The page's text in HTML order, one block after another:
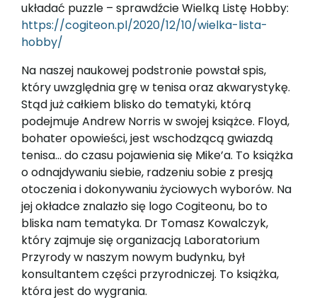
układać puzzle – sprawdźcie Wielką Listę Hobby:
https://cogiteon.pl/2020/12/10/wielka-lista-
hobby/
Na naszej naukowej podstronie powstał spis,
który uwzględnia grę w tenisa oraz akwarystykę.
Stąd już całkiem blisko do tematyki, którą
podejmuje Andrew Norris w swojej książce. Floyd,
bohater opowieści, jest wschodzącą gwiazdą
tenisa… do czasu pojawienia się Mike’a. To książka
o odnajdywaniu siebie, radzeniu sobie z presją
otoczenia i dokonywaniu życiowych wyborów. Na
jej okładce znalazło się logo Cogiteonu, bo to
bliska nam tematyka. Dr Tomasz Kowalczyk,
który zajmuje się organizacją Laboratorium
Przyrody w naszym nowym budynku, był
konsultantem części przyrodniczej. To książka,
która jest do wygrania.